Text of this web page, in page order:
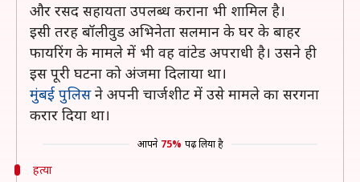
और रसद सहायता उपलब्ध कराना भी शामिल है।
इसी तरह बॉलीवुड अभिनेता सलमान के घर के बाहर
फायरिंग के मामले में भी वह वांटेड अपराधी है। उसने ही
इस पूरी घटना को अंजमा दिलाया था।
मुंबई पुलिसने अपनी चार्जशीट में उसे मामले का सरगना
करार दिया था।
आपने 75% पढ़ लिया है
हत्या